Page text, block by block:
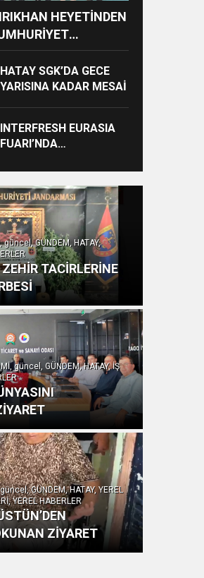
HEYETİNDEN
ZİYARET
HATAY SGK’DA GECE
YARISINA KADAR MESAİ
INTERFRESH EURASIA
FUARI’NDA
BİRLİKLERİ İÇİN GERİ
SAYIM BAŞLADI
GÜNDEM, HATAY,
TACİRLERİNE
güncel, GÜNDEM, HATAY, İŞ
GÜNDEM, HATAY, YEREL
YEREL HABERLER
ZİYARET